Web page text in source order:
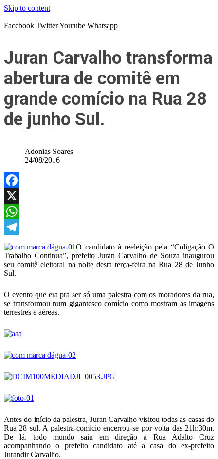
Skip to content
Facebook TwitterYoutube Whatsapp
Juran Carvalho transforma
abertura de comitê em
grande comício na Rua 28
de junho Sul.
Adonias Soares
24/08/2016
Facebook
X
WhatsApp
Telegram
O candidato à reeleição pela “Coligação O
Trabalho Continua”, prefeito Juran Carvalho de Souza inaugurou
seu comitê eleitoral na noite desta terça-feira na Rua 28 de Junho
Sul.
O evento que era pra ser só uma palestra com os moradores da rua,
se transformou num gigantesco comício como mostram as imagens
terrestres e aéreas.
Antes do início da palestra, Juran Carvalho visitou todas as casas do
Rua 28 sul. A palestra-comício encerrou-se por volta das 21h:30m.
De lá, todo mundo saiu em direção à Rua Adalto Cruz
acompanhando o prefeito candidato até a casa do ex-prefeito
Jurandir Carvalho.